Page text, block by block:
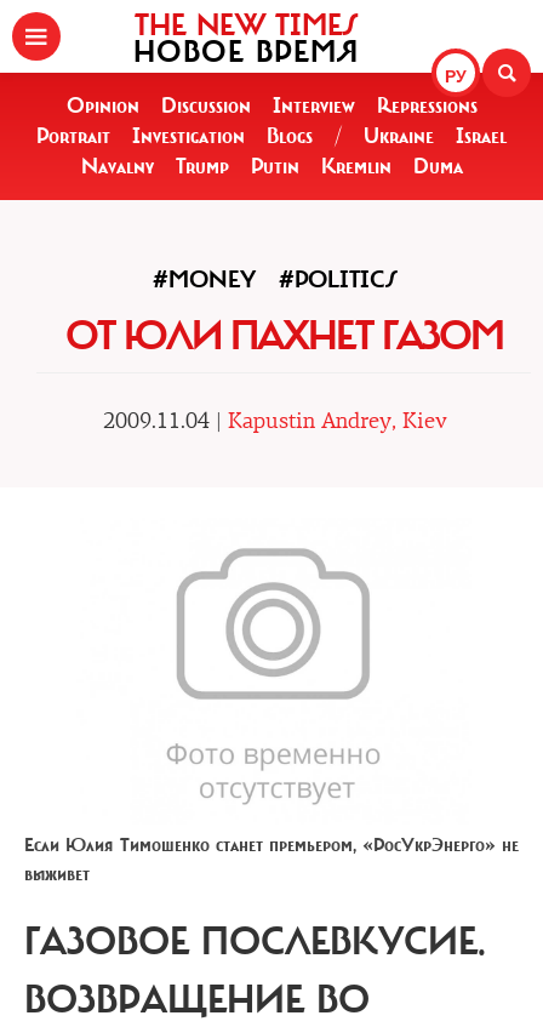
РУ
THE NEW TIMES
НОВОЕ ВРЕМЯ
Opinion Discussion Interview
Repressions
Portrait
Investigation Blogs / Ukraine
Israel
Navalny
Trump Putin Kremlin Duma
#MONEY #POLITICS
ОТ ЮЛИ ПАХНЕТ ГАЗОМ
2009.11.04 | Kapustin Andrey, Kiev
Если Юлия Тимошенко станет премьером, «РосУкрЭнерго» не
выживет
ГАЗОВОЕ ПОСЛЕВКУСИЕ.
ВОЗВРАЩЕНИЕ ВО